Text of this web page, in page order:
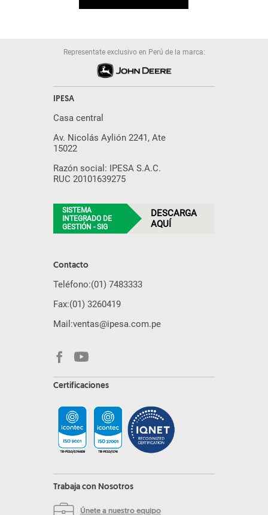
Representate exclusivo en Perú de la marca:
IPESA
Casa central
Av. Nicolás Aylión 2241, Ate
15022
Razón social: IPESA S.A.C.
RUC 20101639275
SISTEMA
INTEGRADO DE
GESTIÓN - SIG
DESCARGA
AQUÍ
Contacto
Teléfono:(01) 7483333
Fax:(01) 3260419
Mail:ventas@ipesa.com.pe
Certificaciones
Trabaja con Nosotros
Únete a nuestro equipo